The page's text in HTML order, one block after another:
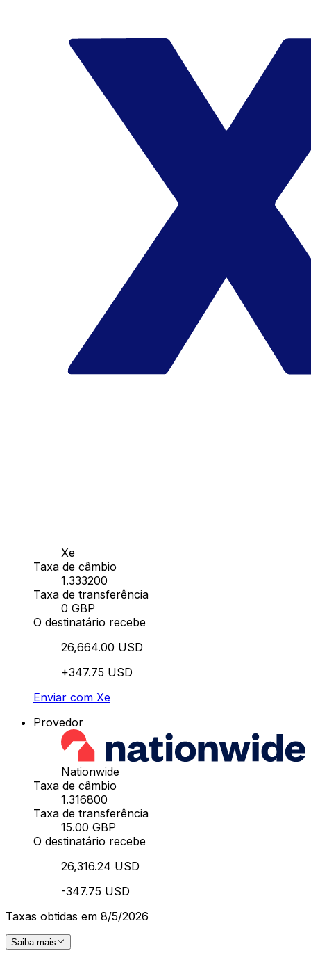
Xe
Taxa de câmbio
1.333200
Taxa de transferência
0 GBP
O destinatário recebe
26,664.00 USD
+347.75 USD
Enviar com Xe
Provedor
Nationwide
Taxa de câmbio
1.316800
Taxa de transferência
15.00 GBP
O destinatário recebe
26,316.24 USD
-347.75 USD
Taxas obtidas em 8/5/2026
Saiba mais